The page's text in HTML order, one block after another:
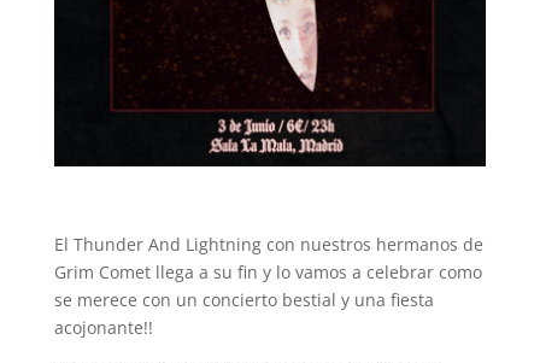
El Thunder And Lightning con nuestros hermanos de
Grim Comet llega a su fin y lo vamos a celebrar como
se merece con un concierto bestial y una fiesta
acojonante!!